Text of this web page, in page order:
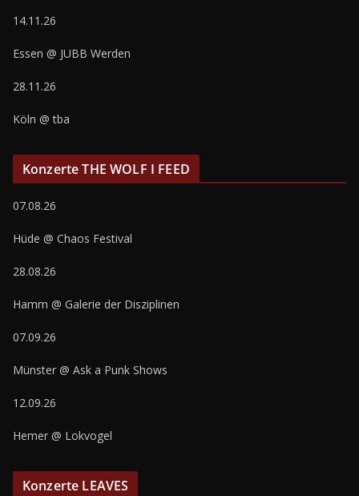
14.11.26
Essen @ JUBB Werden
28.11.26
Köln @ tba
Konzerte THE WOLF I FEED
07.08.26
Hüde @ Chaos Festival
28.08.26
Hamm @ Galerie der Disziplinen
07.09.26
Münster @ Ask a Punk Shows
12.09.26
Hemer @ Lokvogel
Konzerte LEAVES